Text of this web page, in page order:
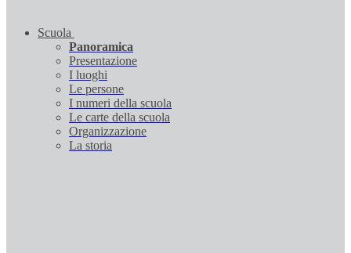
Scuola
Panoramica
Presentazione
I luoghi
Le persone
I numeri della scuola
Le carte della scuola
Organizzazione
La storia